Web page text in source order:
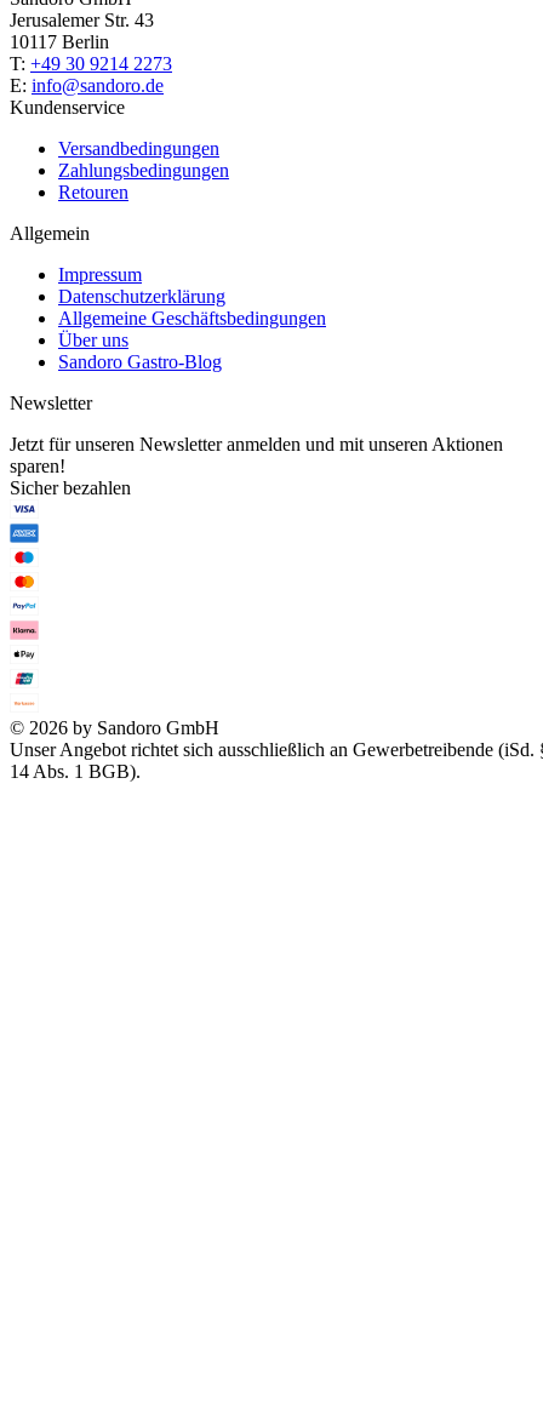
Jerusalemer Str. 43
10117 Berlin
T: +49 30 9214 2273
E: info@sandoro.de
Kundenservice
Versandbedingungen
Zahlungsbedingungen
Retouren
Allgemein
Impressum
Datenschutzerklärung
Allgemeine Geschäftsbedingungen
Über uns
Sandoro Gastro-Blog
Newsletter
Jetzt für unseren Newsletter anmelden und mit unseren Aktionen
sparen!
Sicher bezahlen
© 2026 by Sandoro GmbH
Unser Angebot richtet sich ausschließlich an Gewerbetreibende (iSd.
14 Abs. 1 BGB).